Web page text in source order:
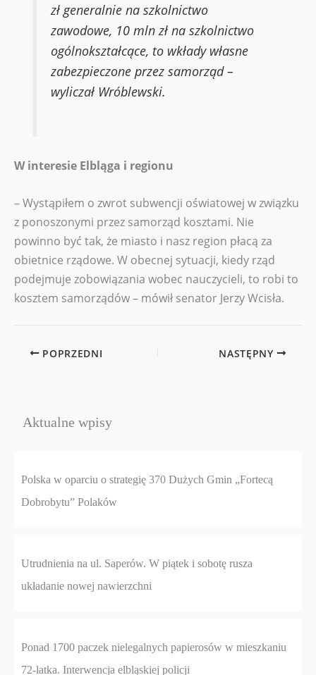
zł generalnie na szkolnictwo
zawodowe, 10 mln zł na szkolnictwo
ogólnokształcące, to wkłady własne
zabezpieczone przez samorząd –
wyliczał Wróblewski.
W interesie Elbląga i regionu
– Wystąpiłem o zwrot subwencji oświatowej w związku
z ponoszonymi przez samorząd kosztami. Nie
powinno być tak, że miasto i nasz region płacą za
obietnice rządowe. W obecnej sytuacji, kiedy rząd
podejmuje zobowiązania wobec nauczycieli, to robi to
kosztem samorządów – mówił senator Jerzy Wcisła.
POPRZEDNI NASTĘPNY
Aktualne wpisy
Polska w oparciu o strategię 370 Dużych Gmin „Fortecą
Dobrobytu” Polaków
Utrudnienia na ul. Saperów. W piątek i sobotę rusza
układanie nowej nawierzchni
Ponad 1700 paczek nielegalnych papierosów w mieszkaniu
72-latka. Interwencja elbląskiej policji